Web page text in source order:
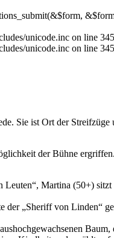
unicode.inc on line
unicode.inc on line
Sie ist Ort der
der Bühne
Martina (50+)
„Sheriff von Linden“